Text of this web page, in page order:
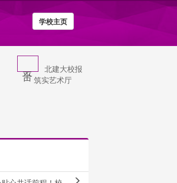
学校主页
北建大校报
筑实艺术厅